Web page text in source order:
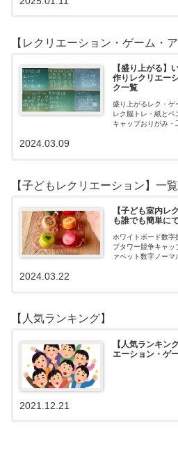
【レクリエーション・ゲーム・
【盛り上がる】
作りレクリエー
ク一覧
盛り上がるレク・ゲ
レク脳トレ・紙と
キャップおりがみ・
ロおはじき体操ス
2024.03.09
【子どもレクリエーション】一覧
【子ども室内レ
も誰でも簡単に
ホワイトボード数字
プタワー競争キャッ
ァベット数字ノー
2024.03.22
【人気ランキング】
【人気ランキン
エーション・ゲ
2021.12.21